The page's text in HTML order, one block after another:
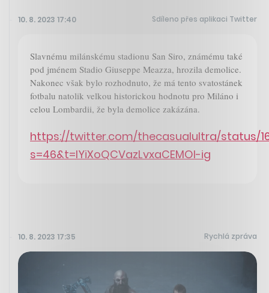
10. 8. 2023 17:40 Sdíleno přes aplikaci Twitter
Slavnému milánskému stadionu San Siro, známému také
pod jménem Stadio Giuseppe Meazza, hrozila demolice.
Nakonec však bylo rozhodnuto, že má tento svatostánek
fotbalu natolik velkou historickou hodnotu pro Miláno i
celou Lombardii, že byla demolice zakázána.
https://twitter.com/thecasualultra/status/
s=46&t=IYiXoQCVazLvxaCEMOI-ig
10. 8. 2023 17:35 Rychlá zpráva